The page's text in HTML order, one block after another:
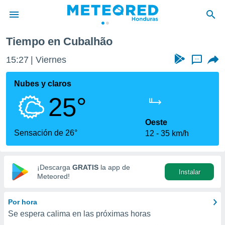
de
ha sido
calidad.
a este
las
y
digital
basada
Tiempo en Cubalhão
15:27 Viernes ...
Nubes y claros
25°
Sensación de 26°
Oeste
12
35 km/h
¡Descarga GRATIS la app de
Meteored!
Instalar
Por hora
Se espera calima en las próximas horas